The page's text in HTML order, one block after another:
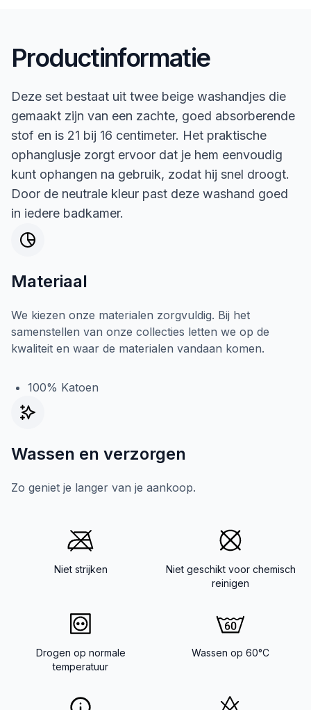
Productinformatie
Deze set bestaat uit twee beige washandjes die
gemaakt zijn van een zachte, goed absorberende
stof en is 21 bij 16 centimeter. Het praktische
ophanglusje zorgt ervoor dat je hem eenvoudig
kunt ophangen na gebruik, zodat hij snel droogt.
Door de neutrale kleur past deze washand goed
in iedere badkamer.
Materiaal
We kiezen onze materialen zorgvuldig. Bij het
samenstellen van onze collecties letten we op de
kwaliteit en waar de materialen vandaan komen.
100% Katoen
Wassen en verzorgen
Zo geniet je langer van je aankoop.
Niet strijken
Niet geschikt voor chemisch
reinigen
Drogen op normale
temperatuur
Wassen op 60°C